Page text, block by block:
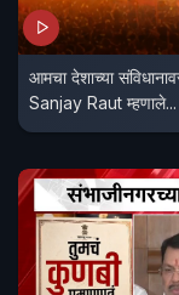
आमचा देशाच्या
Sanjay Raut म्हणाले...